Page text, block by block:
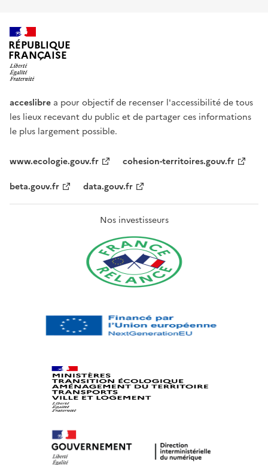
RÉPUBLIQUE
FRANÇAISE
acceslibre a pour objectif de recenser l'accessibilité de tous
les lieux recevant du public et de partager ces informations
le plus largement possible.
www.ecologie.gouv.fr
cohesion-territoires.gouv.fr
beta.gouv.fr
data.gouv.fr
Nos investisseurs